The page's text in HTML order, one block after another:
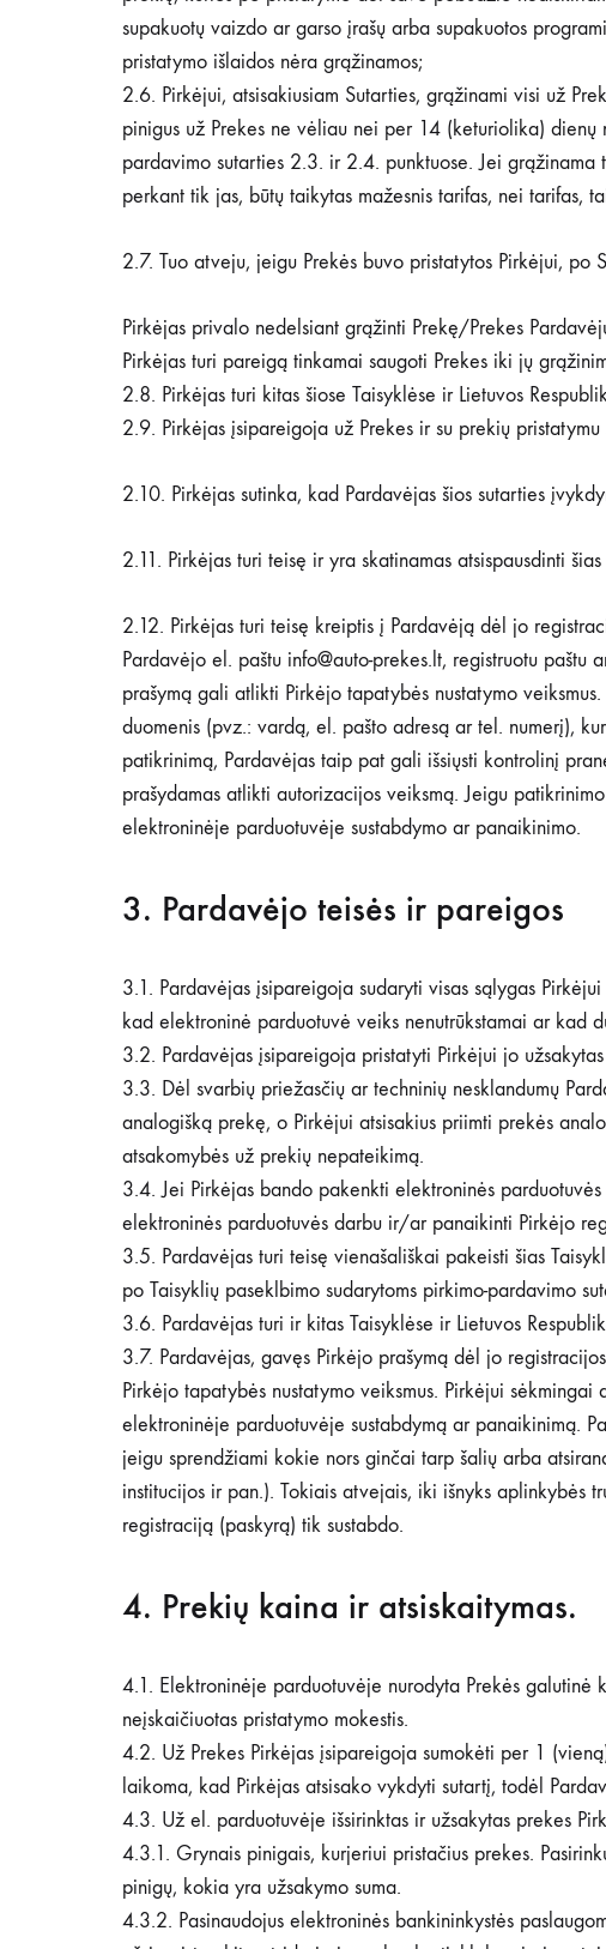
supakuotų vaizdo ar garso įrašų arba supakuotos
pristatymo išlaidos nėra grąžinamos;
2.6. Pirkėjui, atsisakiusiam Sutarties, grąžinami visi už
pinigus už Prekes ne vėliau nei per 14 (keturiolika) dienų
pardavimo sutarties 2.3. ir 2.4. punktuose. Jei
perkant tik jas, būtų taikytas mažesnis tarifas, nei tarifas,
2.7. Tuo atveju, jeigu Prekės buvo pristatytos Pirkėjui, po
Pirkėjas privalo nedelsiant grąžinti Prekę/Prekes
Pirkėjas turi pareigą tinkamai saugoti Prekes iki jų
2.8. Pirkėjas turi kitas šiose Taisyklėse ir Lietuvos
2.9. Pirkėjas įsipareigoja už Prekes ir su prekių
2.10. Pirkėjas sutinka, kad Pardavėjas šios sutarties
2.11. Pirkėjas turi teisę ir yra skatinamas atsispausdinti
2.12. Pirkėjas turi teisę kreiptis į Pardavėją dėl jo
Pardavėjo el. paštu info@auto-prekes.lt, registruotu
prašymą gali atlikti Pirkėjo tapatybės nustatymo
duomenis (pvz.: vardą, el. pašto adresą ar tel. numerį),
patikrinimą, Pardavėjas taip pat gali išsiųsti kontrolinį
prašydamas atlikti autorizacijos veiksmą. Jeigu
elektroninėje parduotuvėje sustabdymo ar panaikinimo.
3. Pardavėjo teisės ir pareigos
3.1. Pardavėjas įsipareigoja sudaryti visas sąlygas
kad elektroninė parduotuvė veiks nenutrūkstamai ar kad
3.2. Pardavėjas įsipareigoja pristatyti Pirkėjui jo
3.3. Dėl svarbių priežasčių ar techninių nesklandumų
analogišką prekę, o Pirkėjui atsisakius priimti prekės
atsakomybės už prekių nepateikimą.
3.4. Jei Pirkėjas bando pakenkti elektroninės
elektroninės parduotuvės darbu ir/ar panaikinti Pirkėjo
3.5. Pardavėjas turi teisę vienašališkai pakeisti šias
po Taisyklių paseklbimo sudarytoms pirkimo-pardavimo
3.6. Pardavėjas turi ir kitas Taisyklėse ir Lietuvos
3.7. Pardavėjas, gavęs Pirkėjo prašymą dėl jo
Pirkėjo tapatybės nustatymo veiksmus. Pirkėjui
elektroninėje parduotuvėje sustabdymą ar panaikinimą.
jeigu sprendžiami kokie nors ginčai tarp šalių arba
institucijos ir pan.). Tokiais atvejais, iki išnyks aplinkybės
registraciją (paskyrą) tik sustabdo.
4. Prekių kaina ir atsiskaitymas.
4.1. Elektroninėje parduotuvėje nurodyta Prekės
neįskaičiuotas pristatymo mokestis.
4.2. Už Prekes Pirkėjas įsipareigoja sumokėti per 1
laikoma, kad Pirkėjas atsisako vykdyti sutartį, todėl
4.3. Už el. parduotuvėje išsirinktas ir užsakytas prekes
4.3.1. Grynais pinigais, kurjeriui pristačius prekes.
pinigų, kokia yra užsakymo suma.
4.3.2. Pasinaudojus elektroninės bankininkystės